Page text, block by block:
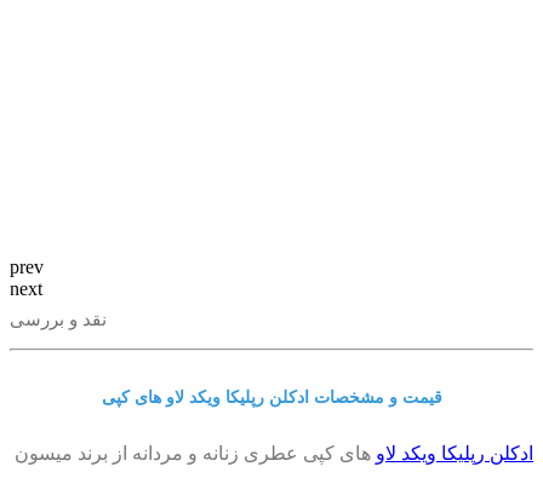
prev
next
نقد و بررسی
قیمت و مشخصات ادکلن رپلیکا ویکد لاو های کپی
ادکلن رپلیکا ویکد لاو های کپی عطری زنانه و مردانه از برند میسون